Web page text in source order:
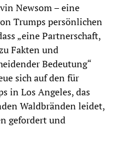
Newsom – eine
Trumps persönlichen
„eine Partnerschaft,
Fakten und
Bedeutung“
sich auf den für
in Los Angeles, das
Waldbränden leidet,
gefordert und